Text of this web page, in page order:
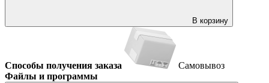
В корзину
Способы получения заказа
Самовывоз
Файлы и программы